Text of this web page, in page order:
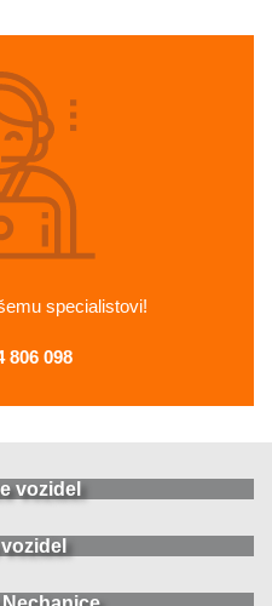
specialistovi!
806 098
vozidel